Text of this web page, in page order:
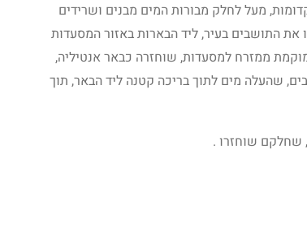
מעל לחלק מבורות המים מבנים ושרידים
התושבים בעיר, ליד הבארות באזור המסעדות
ממזרח למסעדות, שוחזרה כבאר אנטיליה,
שהעלה מים לתוך בריכה קטנה ליד הבאר, תוך
שחלקם שוחזרו .